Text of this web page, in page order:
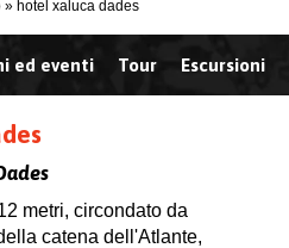
» hotel xaluca dades
ed eventi Tour Escursioni
metri, circondato da
catena dell'Atlante,